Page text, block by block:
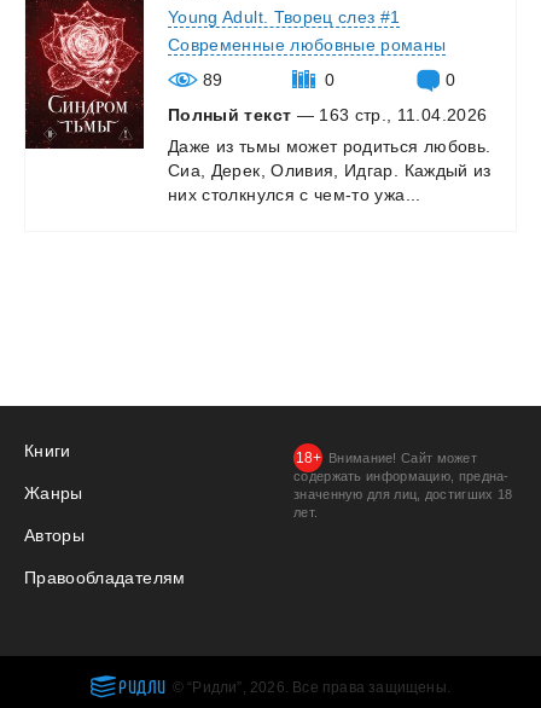
Young Adult. Творец слез #1
Современные любовные романы
89
0
0
Полный текст — 163 стр., 11.04.2026
Даже из тьмы может родиться любовь.
Сиа,
Дерек, Оливия, Идгар. Каждый из
них столкнулся с чем-то ужа...
Книги
Жанры
Авторы
Правообладателям
Внимание! Сайт может
содержать информацию, предна­
значенную для лиц, дости­гших 18
лет.
РИДЛИ © “Ридли”, 2026. Все права защищены.